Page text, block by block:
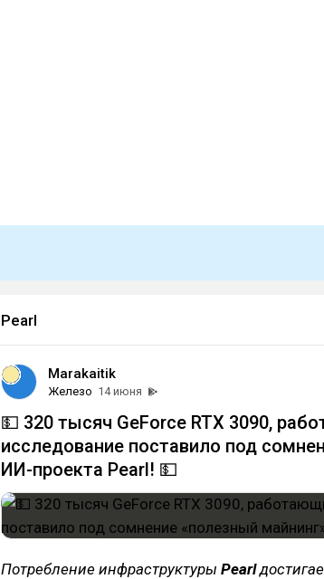
Pearl
Marakaitik
Железо 14 июня
💵 320 тысяч GeForce RTX 3090,
исследование поставило под
ИИ-проекта Pearl! 💵
Потребление инфраструктуры Pearl